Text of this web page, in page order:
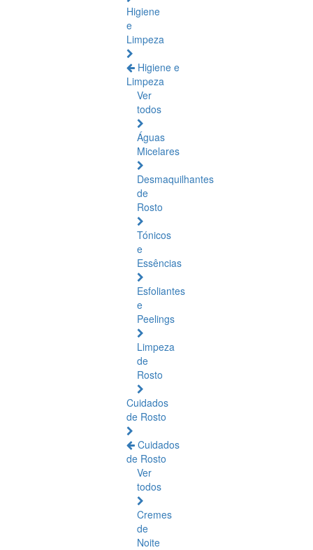
Higiene
e
Limpeza
Higiene e
Limpeza
Ver
todos
Águas
Micelares
Desmaquilhantes
de
Rosto
Tónicos
e
Essências
Esfoliantes
e
Peelings
Limpeza
de
Rosto
Cuidados
de Rosto
Cuidados
de Rosto
Ver
todos
Cremes
de
Noite